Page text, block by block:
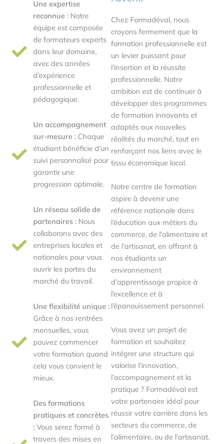
Une expertise
reconnue : Notre
équipe est composée
de formateurs experts
dans leur domaine,
avec des années
d’expérience
professionnelle et
pédagogique.
Un accompagnement
sur-mesure : Chaque
étudiant bénéficie d’un
suivi personnalisé pour
garantir une
progression optimale.
Un réseau solide de
partenaires : Nous
collaborons avec des
entreprises locales et
nationales pour vous
ouvrir les portes du
marché du travail.
Une flexibilité unique :
Grâce à nos rentrées
mensuelles, vous
pouvez commencer
votre formation quand
cela vous convient le
mieux.
Des formations
pratiques et concrètes
: Vous serez formé à
travers des mises en
Chez Formadéval, nous
croyons fermement que la
formation professionnelle est
un levier puissant pour
l'insertion et la réussite
professionnelle. Notre
ambition est de continuer à
développer des programmes
de formation innovants et
adaptés aux nouvelles
réalités du marché, tout en
renforçant nos liens avec le
tissu économique local.
Notre centre de formation
aspire à devenir une
référence nationale dans
l’éducation aux métiers du
commerce, de l’alimentaire et
de l’artisanat, en offrant à
nos étudiants un
environnement
d’apprentissage propice à
l’excellence et à
l’épanouissement personnel.
Vous avez un projet de
formation et souhaitez
intégrer une structure qui
valorise l’innovation,
l’accompagnement et la
pratique ? Formadéval est
votre partenaire idéal pour
réussir votre carrière dans les
secteurs du commerce, de
l’alimentaire, ou de l’artisanat.